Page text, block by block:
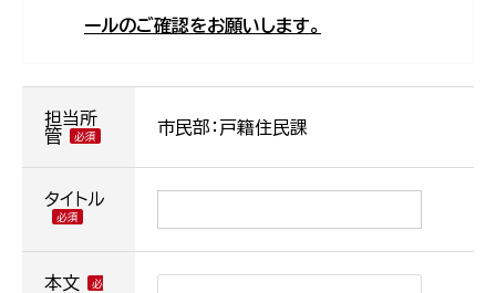
ールのご確認をお願いします。
担当所
管
市民部：戸籍住民課
タイトル
本文